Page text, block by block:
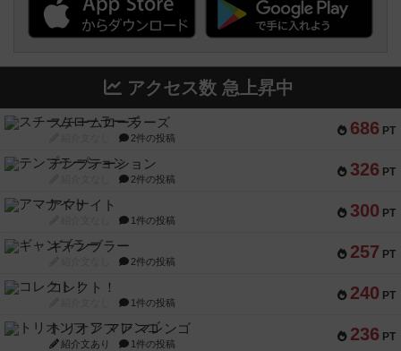
アクセス数 急上昇中
686 PT
スチームローラーズ
2件の投稿
326 PT
テンプテーション
2件の投稿
300 PT
アマナイト
1件の投稿
257 PT
ギャンブラー
2件の投稿
240 PT
コレクト！
1件の投稿
236 PT
トリオンフ ア マレンゴ
紹介文あり 1件の投稿